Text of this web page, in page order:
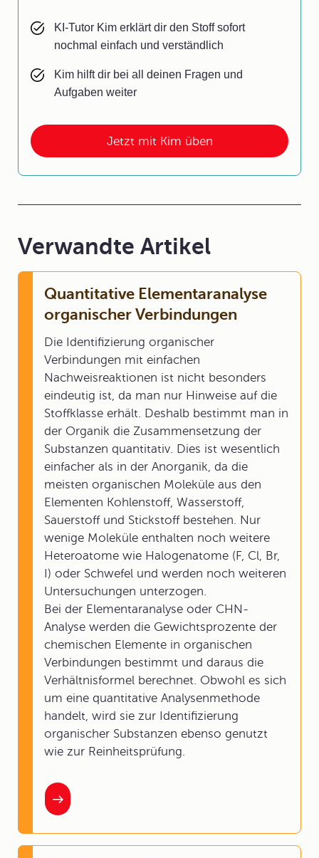
Jetzt mit Kim üben
KI-Tutor Kim erklärt dir den Stoff sofort
nochmal einfach und verständlich
Kim hilft dir bei all deinen Fragen und
Aufgaben weiter
Verwandte Artikel
Quantitative Elementaranalyse
organischer Verbindungen
Die Identifizierung organischer
Verbindungen mit einfachen
Nachweisreaktionen ist nicht besonders
eindeutig ist, da man nur Hinweise auf die
Stoffklasse erhält. Deshalb bestimmt man in
der Organik die Zusammensetzung der
Substanzen quantitativ. Dies ist wesentlich
einfacher als in der Anorganik, da die
meisten organischen Moleküle aus den
Elementen Kohlenstoff, Wasserstoff,
Sauerstoff und Stickstoff bestehen. Nur
wenige Moleküle enthalten noch weitere
Heteroatome wie Halogenatome (F, Cl, Br,
I) oder Schwefel und werden noch weiteren
Untersuchungen unterzogen.
Bei der Elementaranalyse oder CHN-
Analyse werden die Gewichtsprozente der
chemischen Elemente in organischen
Verbindungen bestimmt und daraus die
Verhältnisformel berechnet. Obwohl es sich
um eine quantitative Analysenmethode
handelt, wird sie zur Identifizierung
organischer Substanzen ebenso genutzt
wie zur Reinheitsprüfung.